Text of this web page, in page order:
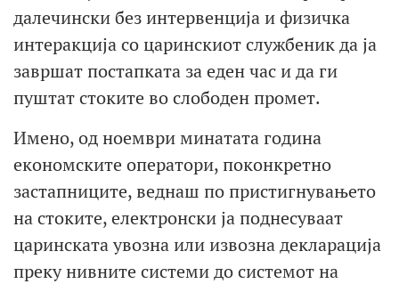
далечински без интервенција и физичка
интеракција со царинскиот службеник да ја
завршат постапката за еден час и да ги
пуштат стоките во слободен промет.
Имено, од ноември минатата година
економските оператори, поконкретно
застапниците, веднаш по пристигнувањето
на стоките, електронски ја поднесуваат
царинската увозна или извозна декларација
преку нивните системи до системот на